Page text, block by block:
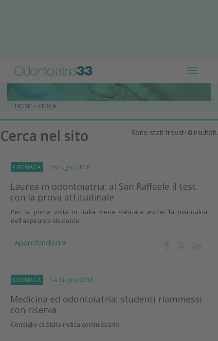
Toggle
HOME - CERCA
Cerca nel sito Sono stati trovati 0 risultati.
CRONACA 26 Luglio 2018
Laurea in odontoiatria: al San Raffaele il test
con la prova attitudinale
Per la prima volta in Italia viene valutata anche la manualità
dell’aspirante studente
Approfondisci
CRONACA 14 Giugno 2018
Medicina ed odontoiatria: studenti riammessi
con riserva
Consiglio di Stato indica commissario